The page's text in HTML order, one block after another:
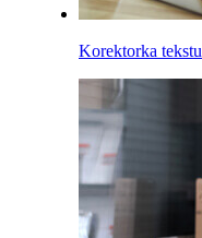
Korektorka tekstu